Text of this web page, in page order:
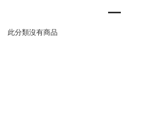
此分類沒有商品